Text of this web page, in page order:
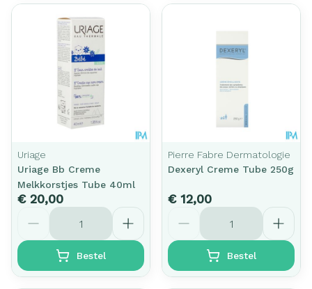
Uriage
Uriage Bb Creme
Melkkorstjes Tube 40ml
€ 20,00
Aantal
Bestel
Pierre Fabre Dermatologie
Dexeryl Creme Tube 250g
€ 12,00
Aantal
Bestel